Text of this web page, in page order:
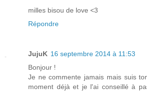
milles bisou de love <3
Répondre
JujuK 16 septembre 2014 à 11:53
Bonjour !
Je ne commente jamais mais suis
moment déjà et je l'ai conseillé à